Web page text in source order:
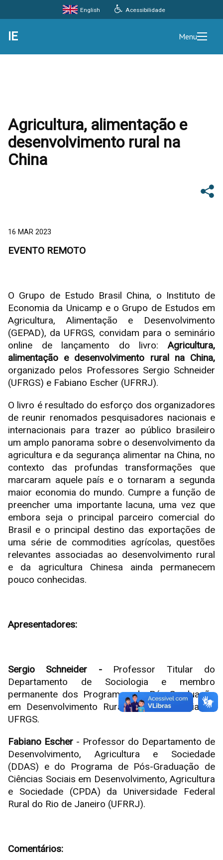
Acessibilidade
English
IE Menu
Agricultura, alimentação e
desenvolvimento rural na
China
16 MAR 2023
EVENTO REMOTO
O Grupo de Estudo Brasil China, o Instituto de
Economia da Unicamp e o Grupo de Estudos em
Agricultura, Alimentação e Desenvolvimento
(GEPAD), da UFRGS, convidam para o seminário
online de lançamento do livro:Agricultura,
alimentação e desenvolvimento rural na China,
organizado pelos Professores Sergio Schneider
(UFRGS) e Fabiano Escher (UFRRJ).
O livro é resultado do esforço dos organizadores
de reunir renomados pesquisadores nacionais e
internacionais para trazer ao público brasileiro
um amplo panorama sobre o desenvolvimento da
agricultura e da segurança alimentar na China, no
contexto das profundas transformações que
marcaram aquele país e o tornaram a segunda
maior economia do mundo. Cumpre a função de
preencher uma importante lacuna, uma vez que
embora seja o principal parceiro comercial do
Brasil e o principal destino das exportações de
uma série de commodities agrícolas, questões
relevantes associadas ao desenvolvimento rural
e da agricultura Chinesa ainda permanecem
pouco conhecidas.
Apresentadores:
Sergio Schneider - Professor Titular do
Departamento de Sociologia e membro
permanente dos Programas de Pós-Graduação
em Desenvolvimento Rural e de Sociologia da
UFRGS.
Fabiano Escher - Professor do Departamento de
Desenvolvimento, Agricultura e Sociedade
(DDAS) e do Programa de Pós-Graduação de
Ciências Sociais em Desenvolvimento, Agricultura
e Sociedade (CPDA) da Universidade Federal
Rural do Rio de Janeiro (UFRRJ).
Comentários: